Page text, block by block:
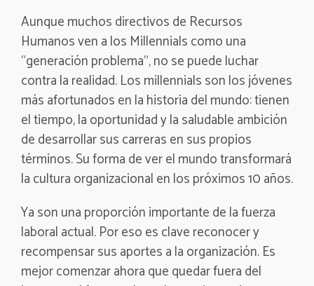
Aunque muchos directivos de Recursos
Humanos ven a los Millennials como una
“generación problema”, no se puede luchar
contra la realidad. Los millennials son los jóvenes
más afortunados en la historia del mundo: tienen
el tiempo, la oportunidad y la saludable ambición
de desarrollar sus carreras en sus propios
términos. Su forma de ver el mundo transformará
la cultura organizacional en los próximos 10 años.
Ya son una proporción importante de la fuerza
laboral actual. Por eso es clave reconocer y
recompensar sus aportes a la organización. Es
mejor comenzar ahora que quedar fuera del